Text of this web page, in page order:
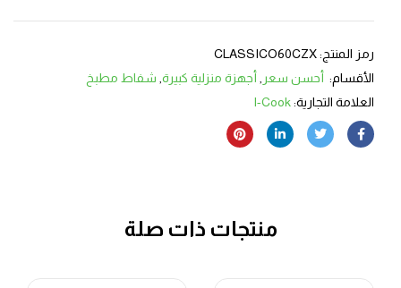
رمز المنتج:CLASSICO60CZX
الأقسام: أحسن سعر , أجهزة منزلية كبيرة, شفاط مطبخ
العلامة التجارية:I-Cook
منتجات ذات صلة